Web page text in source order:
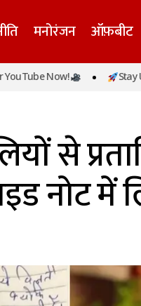
मनोरंजन ऑफ़बीट
और सालियों से प्रताड़ित
Now! Stay
से
नोट में